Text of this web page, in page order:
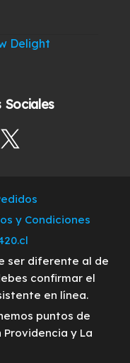
precio
Delight
$229.900.
Sociales
X
y Condiciones
ser diferente al de
confirmar el
en línea.
puntos de
y La